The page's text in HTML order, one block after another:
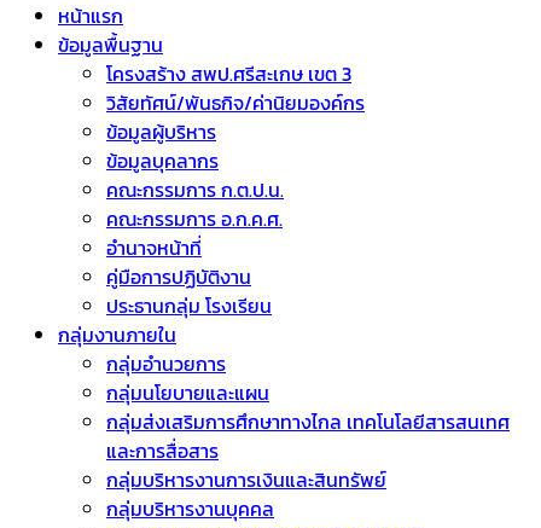
หน้าแรก
ข้อมูลพื้นฐาน
โครงสร้าง สพป.ศรีสะเกษ เขต 3
วิสัยทัศน์/พันธกิจ/ค่านิยมองค์กร
ข้อมูลผู้บริหาร
ข้อมูลบุคลากร
คณะกรรมการ ก.ต.ป.น.
คณะกรรมการ อ.ก.ค.ศ.
อำนาจหน้าที่
คู่มือการปฏิบัติงาน
ประธานกลุ่ม โรงเรียน
กลุ่มงานภายใน
กลุ่มอำนวยการ
กลุ่มนโยบายและแผน
กลุ่มส่งเสริมการศึกษาทางไกล เทคโนโลยีสารสนเทศ
และการสื่อสาร
กลุ่มบริหารงานการเงินและสินทรัพย์
กลุ่มบริหารงานบุคคล